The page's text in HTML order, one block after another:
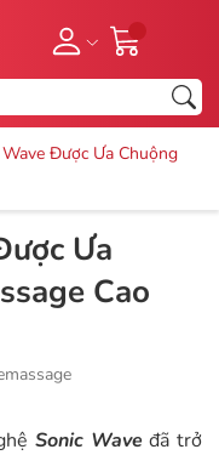
Được Ưa Chuộng
Ưa
Cao
Sonic Wave đã trở